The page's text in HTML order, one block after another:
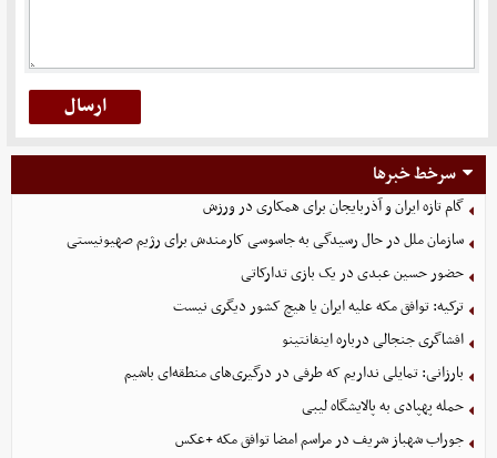
سرخط خبرها
گام تازه ایران و آذربایجان برای همکاری در ورزش
سازمان ملل در حال رسیدگی به جاسوسی کارمندش برای رژیم صهیونیستی
حضور حسین عبدی در یک بازی تدارکاتی
ترکیه: توافق مکه علیه ایران یا هیچ کشور دیگری نیست
افشاگری جنجالی درباره اینفانتینو
بارزانی: تمایلی نداریم که طرفی در درگیری‌های منطقه‌ای باشیم
حمله پهپادی به پالایشگاه لیبی
جوراب‌ شهباز شریف در مراسم امضا توافق‌ مکه +عکس